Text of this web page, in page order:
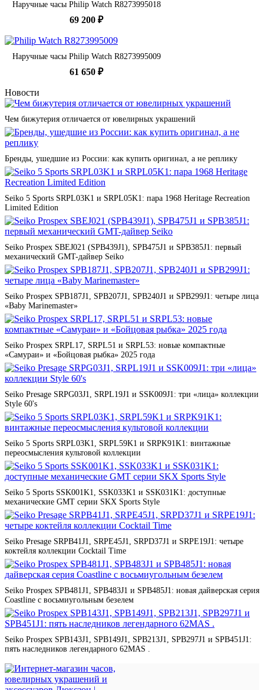
Наручные часы Philip Watch R8273995018
69 200 ₽
Наручные часы Philip Watch R8273995009
61 650 ₽
Новости
Чем бижутерия отличается от ювелирных украшений
Бренды, ушедшие из России: как купить оригинал, а не реплику
Seiko 5 Sports SRPL03K1 и SRPL05K1: пара 1968 Heritage Recreation
Limited Edition
Seiko Prospex SBEJ021 (SPB439J1), SPB475J1 и SPB385J1: первый
механический GMT-дайвер Seiko
Seiko Prospex SPB187J1, SPB207J1, SPB240J1 и SPB299J1: четыре лица
«Baby Marinemaster»
Seiko Prospex SRPL17, SRPL51 и SRPL53: новые компактные
«Самураи» и «Бойцовая рыбка» 2025 года
Seiko Presage SRPG03J1, SRPL19J1 и SSK009J1: три «лица» коллекции
Style 60's
Seiko 5 Sports SRPL03K1, SRPL59K1 и SRPK91K1: винтажные
переосмысления культовой коллекции
Seiko 5 Sports SSK001K1, SSK033K1 и SSK031K1: доступные
механические GMT серии SKX Sports Style
Seiko Presage SRPB41J1, SRPE45J1, SRPD37J1 и SRPE19J1: четыре
коктейля коллекции Cocktail Time
Seiko Prospex SPB481J1, SPB483J1 и SPB485J1: новая дайверская серия
Coastline с восьмиугольным безелем
Seiko Prospex SPB143J1, SPB149J1, SPB213J1, SPB297J1 и SPB451J1:
пять наследников легендарного 62MAS .